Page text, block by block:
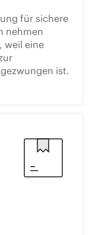
für sichere
nehmen
weil eine
ist.